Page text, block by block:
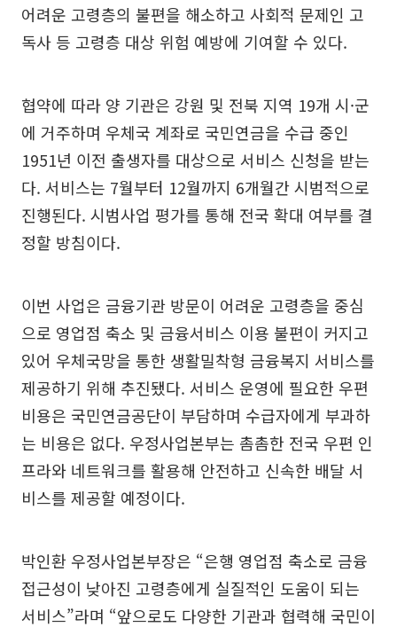
어려운 고령층의 불편을 해소하고 사회적 문제인 고
독사 등 고령층 대상 위험 예방에 기여할 수 있다.
협약에 따라 양 기관은 강원 및 전북 지역 19개 시·군
에 거주하며 우체국 계좌로 국민연금을 수급 중인
1951년 이전 출생자를 대상으로 서비스 신청을 받는
다. 서비스는 7월부터 12월까지 6개월간 시범적으로
진행된다. 시범사업 평가를 통해 전국 확대 여부를 결
정할 방침이다.
이번 사업은 금융기관 방문이 어려운 고령층을 중심
으로 영업점 축소 및 금융서비스 이용 불편이 커지고
있어 우체국망을 통한 생활밀착형 금융복지 서비스를
제공하기 위해 추진됐다. 서비스 운영에 필요한 우편
비용은 국민연금공단이 부담하며 수급자에게 부과하
는 비용은 없다. 우정사업본부는 촘촘한 전국 우편 인
프라와 네트워크를 활용해 안전하고 신속한 배달 서
비스를 제공할 예정이다.
박인환 우정사업본부장은 “은행 영업점 축소로 금융
접근성이 낮아진 고령층에게 실질적인 도움이 되는
서비스”라며 “앞으로도 다양한 기관과 협력해 국민이